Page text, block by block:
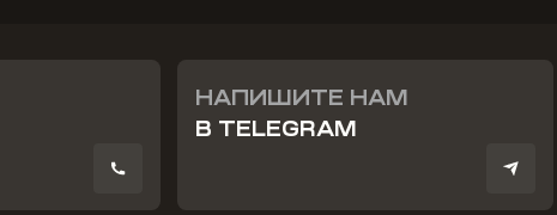
НАПИШИТЕ НАМ
В TELEGRAM